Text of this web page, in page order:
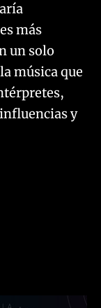
más
un solo
música que
y